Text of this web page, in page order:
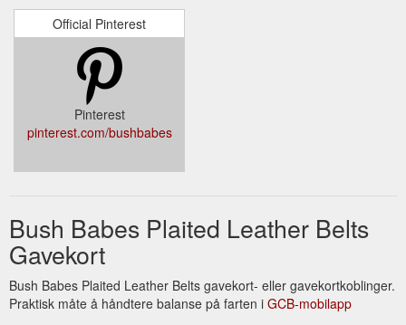
Official Pinterest
Pinterest
pinterest.com/bushbabes
Bush Babes Plaited Leather Belts
Gavekort
Bush Babes Plaited Leather Belts gavekort- eller gavekortkoblinger.
Praktisk måte å håndtere balanse på farten i GCB-mobilapp